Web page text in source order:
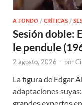
A FONDO / CRÍTICAS /
Sesión doble:
le pendule
2 agosto, 2026 - por
La figura de Edgar
adaptaciones